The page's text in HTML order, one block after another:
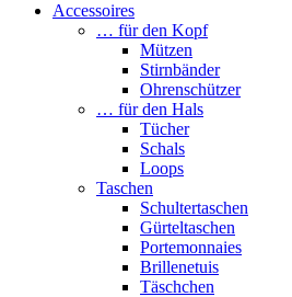
Accessoires
… für den Kopf
Mützen
Stirnbänder
Ohrenschützer
… für den Hals
Tücher
Schals
Loops
Taschen
Schultertaschen
Gürteltaschen
Portemonnaies
Brillenetuis
Täschchen